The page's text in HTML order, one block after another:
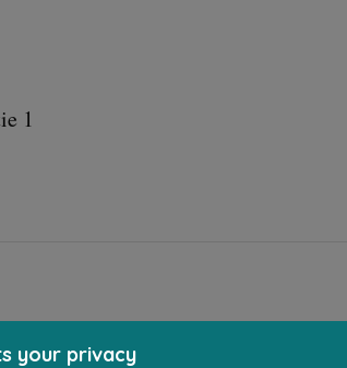
1
your privacy